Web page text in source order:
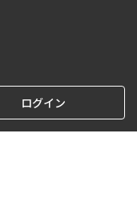
ログイン